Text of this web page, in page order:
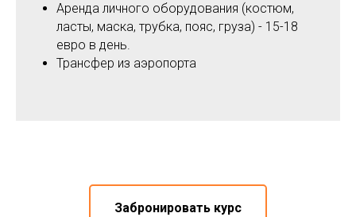
Аренда личного оборудования (костюм,
ласты, маска, трубка, пояс, груза) - 15-18
евро в день.
Трансфер из аэропорта
Забронировать курс